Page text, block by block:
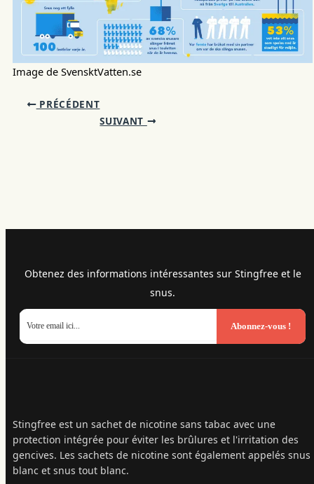
Image de SvensktVatten.se
PRÉCÉDENT
SUIVANT
Obtenez des informations intéressantes sur Stingfree et le
snus.
Abonnez-vous !
Stingfree est un sachet de nicotine sans tabac avec une
protection intégrée pour éviter les brûlures et l'irritation des
gencives. Les sachets de nicotine sont également appelés snus
blanc et snus tout blanc.